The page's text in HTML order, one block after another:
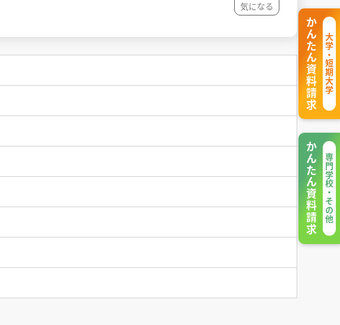
気になる
大学・短期大学
かんたん資料請求
専門学校・その他
かんたん資料請求